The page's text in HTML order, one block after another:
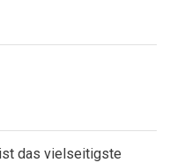
das vielseitigste